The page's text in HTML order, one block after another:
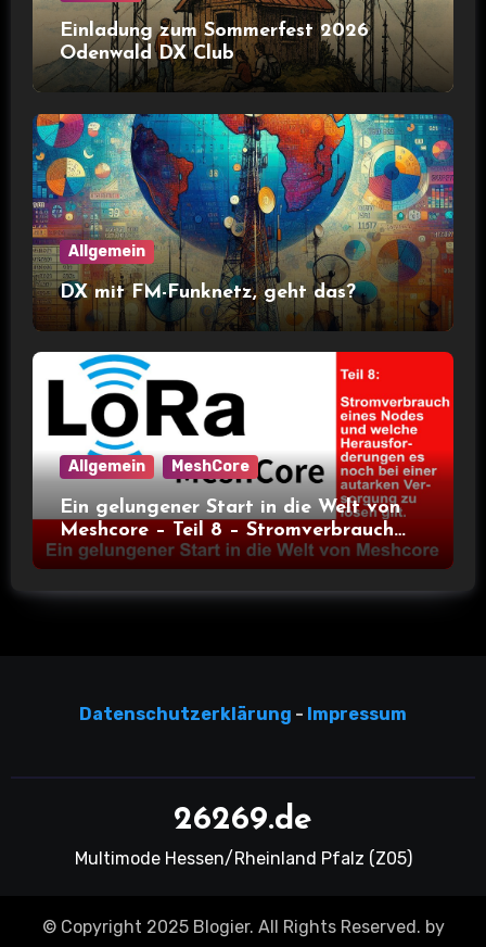
Einladung zum Sommerfest 2026
Odenwald DX Club
Allgemein
DX mit FM-Funknetz, geht das?
Allgemein MeshCore
Ein gelungener Start in die Welt von
Meshcore – Teil 8 – Stromverbrauch
bei verschiedenen Nodes
Datenschutzerklärung - Impressum
26269.de
Multimode Hessen/Rheinland Pfalz (Z05)
© Copyright 2025 Blogier. All Rights Reserved. by